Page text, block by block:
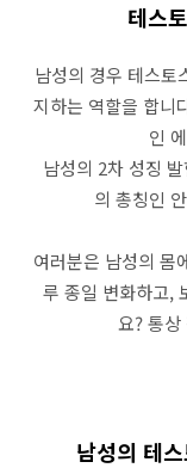
테스
남성의 경우 테스토
지하는 역할을 합니
인
남성의 2차 성징
의 총칭인
여러분은 남성의 몸
루 종일 변화하고,
요? 통
남성의 테